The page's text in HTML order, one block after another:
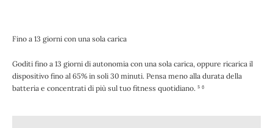
Fino a 13 giorni con una sola carica
Goditi fino a 13 giorni di autonomia con una sola carica, oppure ricarica il
dispositivo fino al 65% in soli 30 minuti. Pensa meno alla durata della
batteria e concentrati di più sul tuo fitness quotidiano. ⁵ ⁶